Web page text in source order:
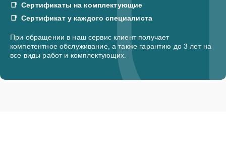
Сертификаты на комплектующие
Сертификат у каждого специалиста
При обращении в наш сервис клиент получает
компетентное обслуживание, а также гарантию до 3 лет на
все виды работ и комплектующих.